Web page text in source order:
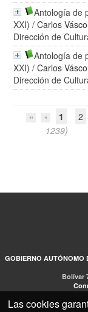
Antología de
XXI) /Carlos
Dirección de
Antología de
XXI) /Carlos
Dirección de
1 2
1239)
GOBIERNO AUTÓNOMO
Bolívar
Las cookies